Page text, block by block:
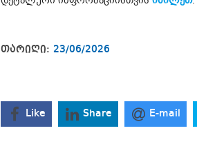
თარიღი: 23/06/2026
Like Share E-mail